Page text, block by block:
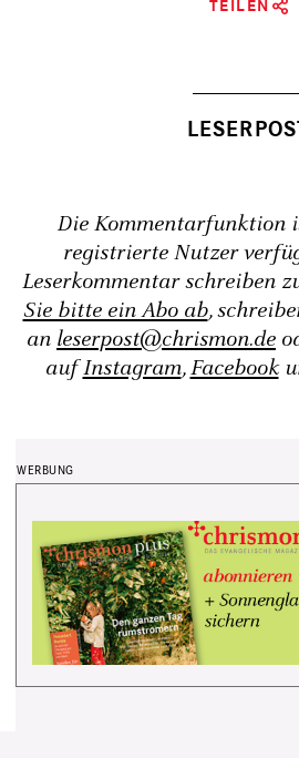
TEILEN
Die Kommentarfunktion
registrierte Nutzer
Leserkommentar schreiben
Sie bitte ein Abo ab,
an leserpost@chrismon.de
aufInstagram,Facebook